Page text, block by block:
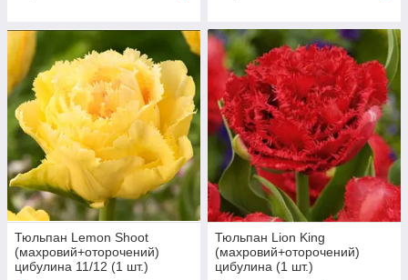
Тюльпан Lemon Shoot
(махровий+оторочений)
цибулина 11/12 (1 шт.)
Тюльпан Lion King
(махровий+оторочений)
цибулина (1 шт.)